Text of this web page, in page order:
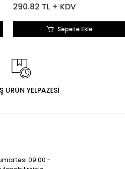
290.82 TL + KDV
Sepete Ekle
ÜRÜN YELPAZESİ
09:00 -